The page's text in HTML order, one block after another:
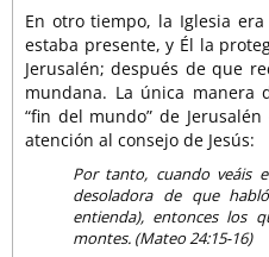
En otro tiempo, la Iglesia
estaba presente, y Él la
Jerusalén; después de que
mundana. La única manera
“fin del mundo” de
atención al consejo de Jesús:
Por tanto, cuando veáis
desoladora de que
entienda), entonces los
montes. (Mateo 24:15-16)